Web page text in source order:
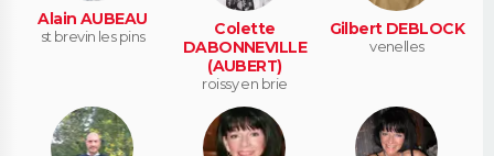
Alain AUBEAU
st brevin les pins
Colette
DABONNEVILLE
(AUBERT)
roissy en brie
Gilbert DEBLOCK
venelles